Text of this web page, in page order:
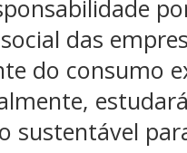
das
do consumo
sustentável